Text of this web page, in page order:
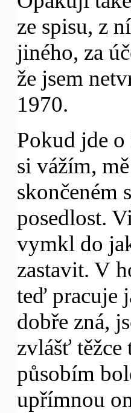
ze spisu, z
jiného, za
že jsem
1970.
Pokud jde
si vážím,
skončeném
posedlost.
vymkl do
zastavit. V
teď pracuje
dobře zná,
zvlášť těžce
působím
upřímnou